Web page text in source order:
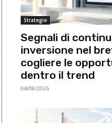
Strategie
Segnali di
inversione nel
cogliere le
dentro il trend
04/08/2026